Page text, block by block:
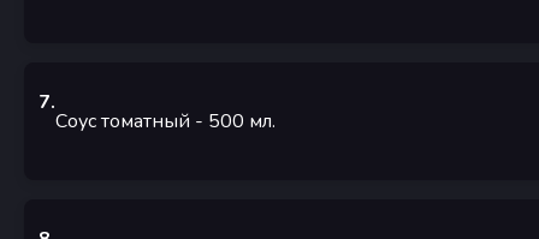
7.
Соус томатный - 500 мл.